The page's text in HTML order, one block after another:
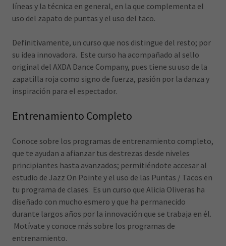
líneas y la técnica en general, en la que complementa el
uso del zapato de puntas y el uso del taco.
Definitivamente, un curso que nos distingue del resto; por
su idea innovadora. Este curso ha acompañado al sello
original del AXDA Dance Company, pues tiene su uso de la
zapatilla roja como signo de fuerza, pasión por la danza y
inspiración para el espectador.
Entrenamiento Completo
Conoce sobre los programas de entrenamiento completo,
que te ayudan a afianzar tus destrezas desde niveles
principiantes hasta avanzados; permitiéndote accesar al
estudio de Jazz On Pointe y el uso de las Puntas / Tacos en
tu programa de clases. Es un curso que Alicia Oliveras ha
diseñado con mucho esmero y que ha permanecido
durante largos años por la innovación que se trabaja en él.
Motívate y conoce más sobre los programas de
entrenamiento.